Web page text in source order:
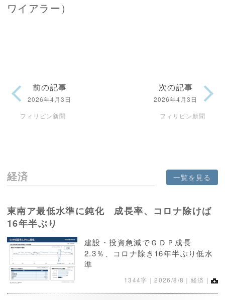
ワイアラー）
前の記事
2026年4月3日
フィリピン新聞
次の記事
2026年4月3日
フィリピン新聞
経済 一覧を見る
東南ア最低水準に鈍化 成長率、コロナ除けば
16年半ぶり
建設・投資急減でＧＤＰ成長
2.3％、コロナ除き16年半ぶり低水
準
1344字｜2026/8/8 ｜経済｜